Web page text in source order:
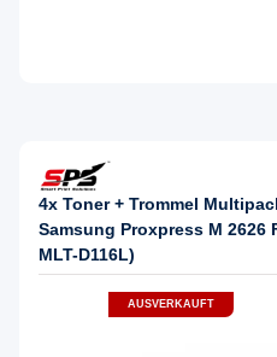
4x Toner + Trommel
Samsung Proxpress M 2626
MLT-D116L)
AUSVERKAUFT